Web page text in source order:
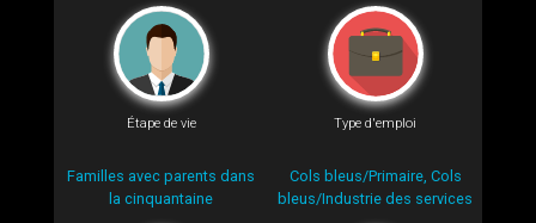
Étape de vie
Familles avec parents dans
la cinquantaine
Type d'emploi
Cols bleus/Primaire, Cols
bleus/Industrie des services